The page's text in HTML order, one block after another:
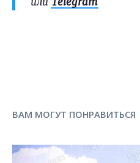
ВАМ МОГУТ ПОНРАВИТЬСЯ